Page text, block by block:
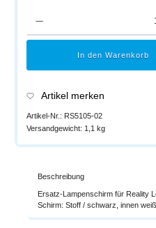
In den Warenkorb
Artikel merken
Artikel-Nr.: RS5105-02
Versandgewicht: 1,1 kg
Beschreibung
Ersatz-Lampenschirm für Reality
Schirm: Stoff / schwarz, innen